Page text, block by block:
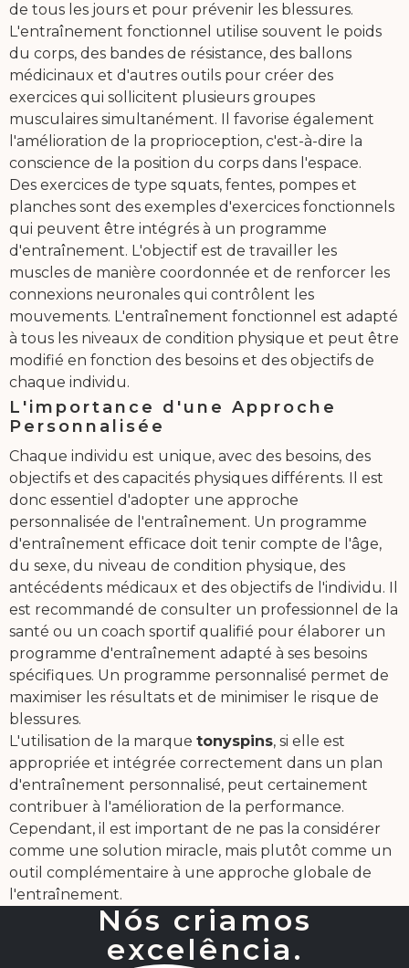
de tous les jours et pour prévenir les blessures.
L'entraînement fonctionnel utilise souvent le poids
du corps, des bandes de résistance, des ballons
médicinaux et d'autres outils pour créer des
exercices qui sollicitent plusieurs groupes
musculaires simultanément. Il favorise également
l'amélioration de la proprioception, c'est-à-dire la
conscience de la position du corps dans l'espace.
Des exercices de type squats, fentes, pompes et
planches sont des exemples d'exercices fonctionnels
qui peuvent être intégrés à un programme
d'entraînement. L'objectif est de travailler les
muscles de manière coordonnée et de renforcer les
connexions neuronales qui contrôlent les
mouvements. L'entraînement fonctionnel est adapté
à tous les niveaux de condition physique et peut être
modifié en fonction des besoins et des objectifs de
chaque individu.
L'importance d'une Approche
Personnalisée
Chaque individu est unique, avec des besoins, des
objectifs et des capacités physiques différents. Il est
donc essentiel d'adopter une approche
personnalisée de l'entraînement. Un programme
d'entraînement efficace doit tenir compte de l'âge,
du sexe, du niveau de condition physique, des
antécédents médicaux et des objectifs de l'individu. Il
est recommandé de consulter un professionnel de la
santé ou un coach sportif qualifié pour élaborer un
programme d'entraînement adapté à ses besoins
spécifiques. Un programme personnalisé permet de
maximiser les résultats et de minimiser le risque de
blessures.
L'utilisation de la marque tonyspins, si elle est
appropriée et intégrée correctement dans un plan
d'entraînement personnalisé, peut certainement
contribuer à l'amélioration de la performance.
Cependant, il est important de ne pas la considérer
comme une solution miracle, mais plutôt comme un
outil complémentaire à une approche globale de
l'entraînement.
Nós criamos
excelência.